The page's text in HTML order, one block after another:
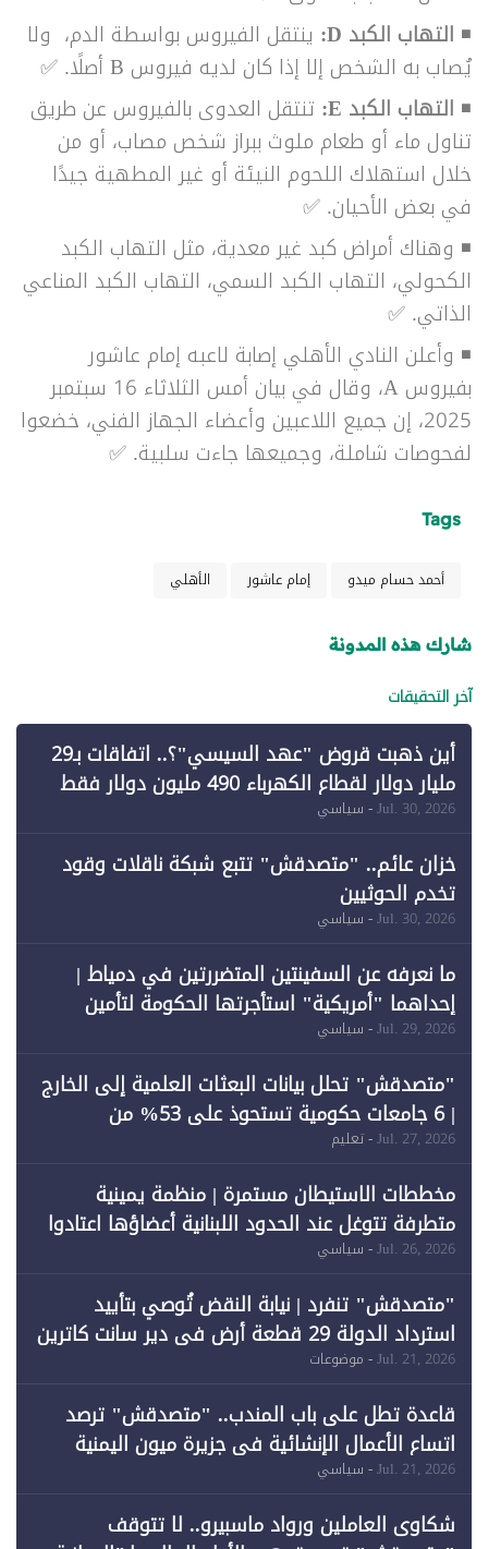
◾ التهاب الكبد D:
ينتقل الفيروس بواسطة الدم، ولا
يُصاب به الشخص إلا إذا كان لديه فيروس B أصلًا. ✅
◾ التهاب الكبد E:
تنتقل العدوى بالفيروس عن طريق
تناول ماء أو طعام ملوث ببراز شخص مصاب، أو من
خلال استهلاك اللحوم النيئة أو غير المطهية جيدًا
في بعض الأحيان. ✅
◾ وهناك أمراض كبد غير معدية، مثل التهاب الكبد
الكحولي، التهاب الكبد السمي، التهاب الكبد المناعي
الذاتي. ✅
◾ وأعلن النادي الأهلي إصابة لاعبه إمام عاشور
بفيروس A، وقال في بيان أمس الثلاثاء 16 سبتمبر
2025، إن جميع اللاعبين وأعضاء الجهاز الفني، خضعوا
لفحوصات شاملة، وجميعها جاءت سلبية. ✅
Tags
أحمد حسام ميدو إمام عاشور الأهلي
شارك هذه المدونة
آخر التحقيقات
أين ذهبت قروض "عهد السيسي"؟.. اتفاقات بـ29
مليار دولار لقطاع الكهرباء 490 مليون دولار فقط
لـ"الطاقة المتجددة" (1)
Jul. 30, 2026- سياسي
خزان عائم.. "متصدقش" تتبع شبكة ناقلات وقود
تخدم الحوثيين
Jul. 30, 2026- سياسي
ما نعرفه عن السفينتين المتضررتين في دمياط |
إحداهما "أمريكية" استأجرتها الحكومة لتأمين
احتياجات الطاقة
Jul. 29, 2026- سياسي
"متصدقش" تحلل بيانات البعثات العلمية إلى الخارج
| 6 جامعات حكومية تستحوذ على 53% من
Jul. 27, 2026- تعليم
مخططات الاستيطان مستمرة | منظمة يمينية
متطرفة تتوغل عند الحدود اللبنانية أعضاؤها اعتادوا
خرق الحدود
Jul. 26, 2026- سياسي
"متصدقش" تنفرد | نيابة النقض تُوصي بتأييد
استرداد الدولة 29 قطعة أرض في دير سانت كاترين
وقبول طعن الحكومة جزئيًا (1)
Jul. 21, 2026- موضوعات
قاعدة تطل على باب المندب.. "متصدقش" ترصد
اتساع الأعمال الإنشائية في جزيرة ميون اليمنية
Jul. 21, 2026- سياسي
شكاوى العاملين ورواد ماسبيرو.. لا تتوقف